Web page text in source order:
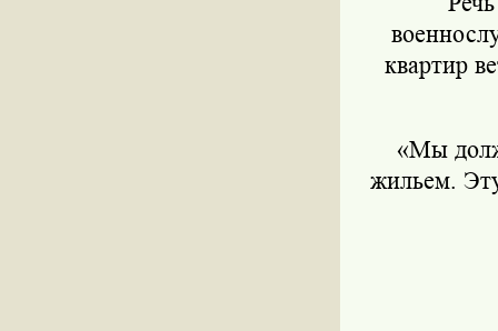
квартир
«Мы
жильем.